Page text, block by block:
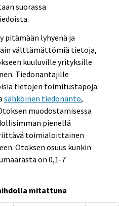
suorassa
pitämään lyhyenä ja
välttämättömiä tietoja,
kuuluville yrityksille
Tiedonantajille
tietojen toimitustapoja:
sähköinen tiedonanto,
muodostamisessa
pienellä
toimialoittainen
Otoksen osuus kunkin
on 0,1-7
mitattuna